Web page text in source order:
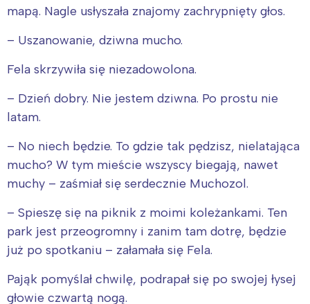
mapą. Nagle usłyszała znajomy zachrypnięty głos.
– Uszanowanie, dziwna mucho.
Fela skrzywiła się niezadowolona.
– Dzień dobry. Nie jestem dziwna. Po prostu nie
latam.
– No niech będzie. To gdzie tak pędzisz, nielatająca
mucho? W tym mieście wszyscy biegają, nawet
muchy – zaśmiał się serdecznie Muchozol.
– Spieszę się na piknik z moimi koleżankami. Ten
park jest przeogromny i zanim tam dotrę, będzie
już po spotkaniu – załamała się Fela.
Pająk pomyślał chwilę, podrapał się po swojej łysej
głowie czwartą nogą.